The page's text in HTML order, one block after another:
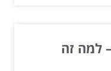
למה זה